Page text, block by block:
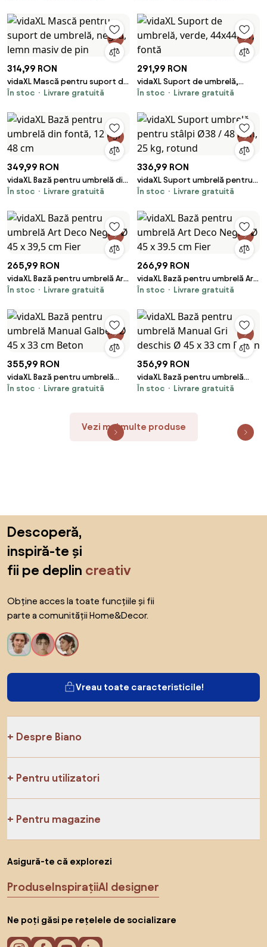
314,99 RON
vidaXL Mască pentru suport de
umbrelă, negru, lemn masiv de
În stoc Livrare gratuită
291,99 RON
vidaXL Suport de umbrelă,
verde, 44x44x31, fontă
În stoc Livrare gratuită
349,99 RON
vidaXL Bază pentru umbrelă din
fontă, 12 kg, 48 cm
În stoc Livrare gratuită
336,99 RON
vidaXL Suport umbrelă pentru
stâlpi Ø38 / 48 mm, 25 kg,
În stoc Livrare gratuită
265,99 RON
vidaXL Bază pentru umbrelă Art
Deco Negru Ø 45 x 39,5 cm Fier
În stoc Livrare gratuită
266,99 RON
vidaXL Bază pentru umbrelă Art
Deco Negru Ø 45 x 39.5 cm Fier
În stoc Livrare gratuită
355,99 RON
vidaXL Bază pentru umbrelă
Manual Galben Ø 45 x 33 cm
În stoc Livrare gratuită
356,99 RON
vidaXL Bază pentru umbrelă
Manual Gri deschis Ø 45 x 33
În stoc Livrare gratuită
Vezi mai multe produse
Descoperă,
inspiră-te și
fii pe deplin creativ
Obține acces la toate funcțiile și fii
parte a comunității Home&Decor.
Vreau toate caracteristicile!
Despre Biano
Pentru utilizatori
Pentru magazine
Asigură-te că explorezi
ProduseInspirațiiAI designer
Ne poți găsi pe rețelele de socializare